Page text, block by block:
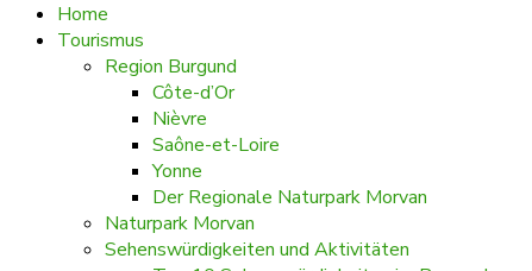
Home
Tourismus
Region Burgund
Côte-d’Or
Nièvre
Saône-et-Loire
Yonne
Der Regionale Naturpark Morvan
Naturpark Morvan
Sehenswürdigkeiten und Aktivitäten